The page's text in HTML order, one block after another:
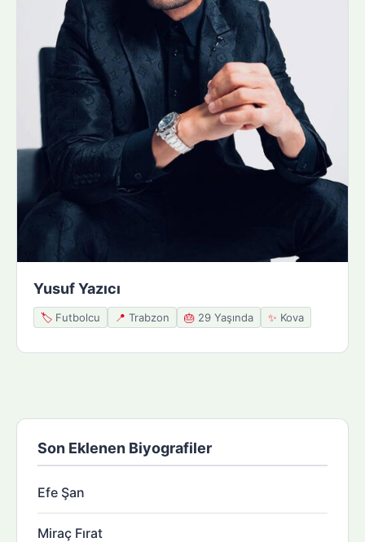
Yusuf Yazıcı
🏷️ Futbolcu 📍 Trabzon 🎂 29 Yaşında ✨ Kova
Son Eklenen Biyografiler
Efe Şan
Miraç Fırat